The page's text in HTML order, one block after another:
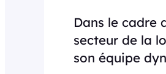
Dans le cadre
secteur de la
son équipe